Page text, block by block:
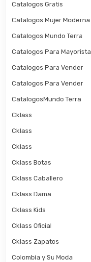
Catalogos Gratis
Catalogos Mujer Moderna
Catalogos Mundo Terra
Catalogos Para Mayorista
Catalogos Para Vender
Catalogos Para Vender
CatalogosMundo Terra
Cklass
Cklass
Cklass
Cklass Botas
Cklass Caballero
Cklass Dama
Cklass Kids
Cklass Oficial
Cklass Zapatos
Colombia y Su Moda